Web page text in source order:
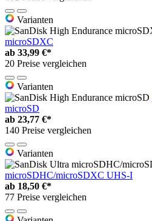
Varianten
microSDXC
ab 33,99 €*
20 Preise vergleichen
Varianten
microSD
ab 23,77 €*
140 Preise vergleichen
Varianten
microSDHC/microSDXC UHS-I
ab 18,50 €*
77 Preise vergleichen